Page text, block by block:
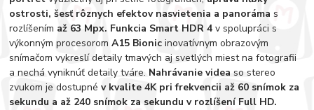
ostrosti, šesť rôznych efektov nasvietenia a panoráma s
rozlíšením až 63 Mpx. Funkcia Smart HDR 4v spolupráci s
výkonným procesoromA15 Bionic inovatívnym obrazovým
snímačom vykreslí detaily tmavých aj svetlých miest na fotografii
a nechá vyniknúť detaily tváre. Nahrávanie videaso stereo
zvukom je dostupnév kvalite 4K pri frekvencii až 60 snímok za
sekundu a až 240 snímok za sekundu v rozlíšení Full HD.